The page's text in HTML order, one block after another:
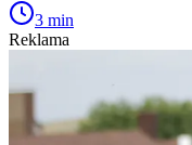
3 min
Reklama